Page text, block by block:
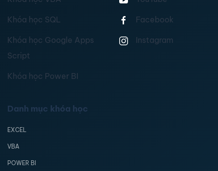
Khóa học SQL
Khóa học Google Apps
Script
Khóa học Power BI
Facebook
Instagram
Danh mục khóa học
EXCEL
VBA
POWER BI